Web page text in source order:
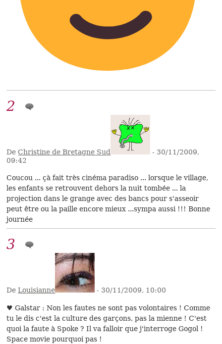
2
DeChristine de Bretagne Sud
- 30/11/2009,
09:42
Coucou ... çà fait très cinéma paradiso ... lorsque le village,
les enfants se retrouvent dehors la nuit tombée ... la
projection dans le grange avec des bancs pour s'asseoir
peut être ou la paille encore mieux ...sympa aussi !!! Bonne
journée
3
DeLouisianne - 30/11/2009, 10:00
♥ Galstar : Non les fautes ne sont pas volontaires ! Comme
tu le dis c'est la culture des garçons, pas la mienne ! C'est
quoi la faute à Spoke ? Il va falloir que j'interroge Gogol !
Space movie pourquoi pas !